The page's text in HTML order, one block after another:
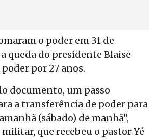
o poder em 31 de
queda do presidente Blaise
por 27 anos.
documento, um passo
a transferência de poder para
(sábado) de manhã”,
que recebeu o pastor Yé